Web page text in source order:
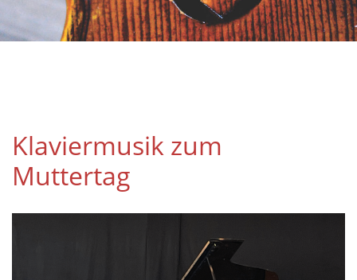
Klaviermusik zum
Muttertag